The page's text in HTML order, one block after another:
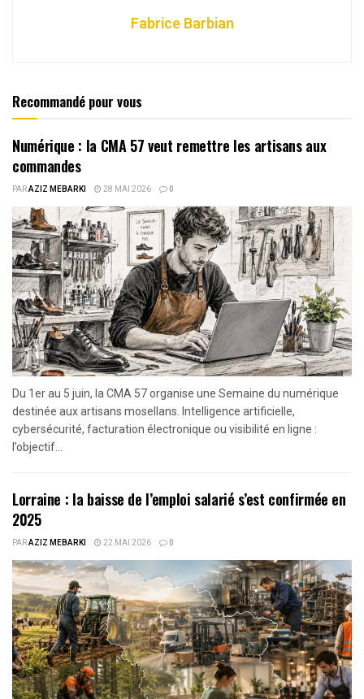
Fabrice Barbian
Recommandé pour vous
Numérique : la CMA 57 veut remettre les artisans aux
commandes
PARAZIZ MEBARKI 28 MAI 2026 0
Du 1er au 5 juin, la CMA 57 organise une Semaine du numérique
destinée aux artisans mosellans. Intelligence artificielle,
cybersécurité, facturation électronique ou visibilité en ligne :
l’objectif...
Lorraine : la baisse de l’emploi salarié s’est confirmée en
2025
PARAZIZ MEBARKI 22 MAI 2026 0